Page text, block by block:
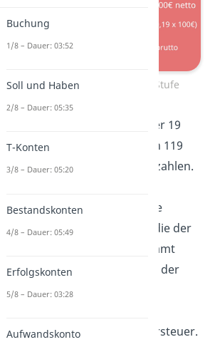
Vorsteuer Umsatzsteuer: 1. Stufe
Also beträgt die Umsatzsteuer 19
Euro. Die Fabrik muss folglich 119
Euro brutto für das Silber bezahlen.
Nettopreis stellen also unsere
effektive Umsatzsteuer dar, die der
Silberförderer an das Finanzamt
abgeben muss. Da wir hier in der
ersten Stufe sind und das
getätigt hat, gibt es keine Vorsteuer.
Buchung
1/8 – Dauer: 03:52
Soll und Haben
2/8 – Dauer: 05:35
T-Konten
3/8 – Dauer: 05:20
Bestandskonten
4/8 – Dauer: 05:49
Erfolgskonten
5/8 – Dauer: 03:28
Aufwandskonto